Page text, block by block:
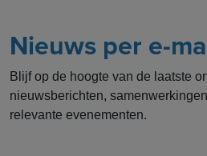
Nieuws per e-
Blijf op de hoogte van de laatste
nieuwsberichten,
relevante evenementen.